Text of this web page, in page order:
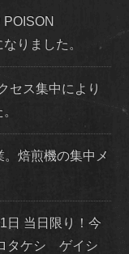
りました。
セス集中により
焙煎機の集中メ
日 当日限り！今
タケシ ゲイシ